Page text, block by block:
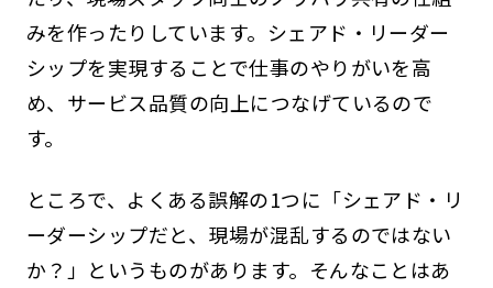
みを作ったりしています。シェアド・リーダー
シップを実現することで仕事のやりがいを高
め、サービス品質の向上につなげているので
す。
ところで、よくある誤解の1つに「シェアド・リ
ーダーシップだと、現場が混乱するのではない
か？」というものがあります。そんなことはあ